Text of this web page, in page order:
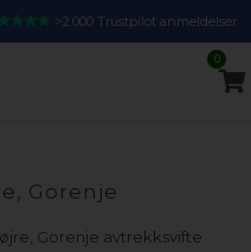
>2.000 Trustpilot anmeldelser
0
Gorenje
Gorenje avtrekksvifte